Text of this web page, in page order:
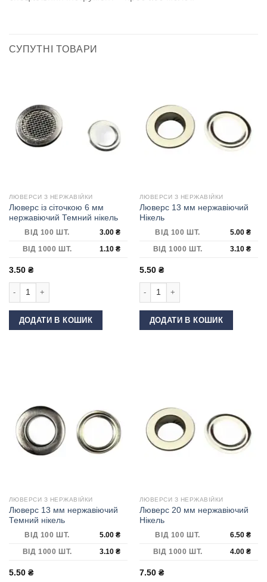
СУПУТНІ ТОВАРИ
ЛЮВЕРСИ З НЕРЖАВІЙКИ
Люверс із сіточкою 6 мм
нержавіючий Темний нікель
ВІД 100 ШТ. 3.00₴
ВІД 1000 ШТ.
1.10₴
3.50 ₴
ДОДАТИ В КОШИК
ЛЮВЕРСИ З НЕРЖАВІЙКИ
Люверс 13 мм нержавіючий
Нікель
ВІД 100 ШТ. 5.00₴
ВІД 1000 ШТ.
3.10₴
5.50 ₴
ДОДАТИ В КОШИК
ЛЮВЕРСИ З НЕРЖАВІЙКИ
Люверс 13 мм нержавіючий
Темний нікель
ВІД 100 ШТ. 5.00₴
ВІД 1000 ШТ.
3.10₴
5.50 ₴
ЛЮВЕРСИ З НЕРЖАВІЙКИ
Люверс 20 мм нержавіючий
Нікель
ВІД 100 ШТ. 6.50₴
ВІД 1000 ШТ.
4.00₴
7.50 ₴